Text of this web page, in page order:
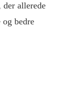
allerede
bedre